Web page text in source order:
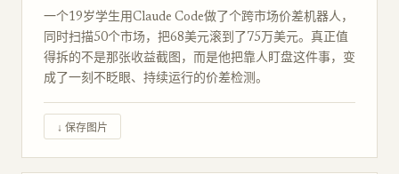
一个19岁学生用Claude Code做了个跨市场价差机器人，
同时扫描50个市场，把68美元滚到了75万美元。真正值
得拆的不是那张收益截图，而是他把靠人盯盘这件事，变
成了一刻不眨眼、持续运行的价差检测。
↓ 保存图片